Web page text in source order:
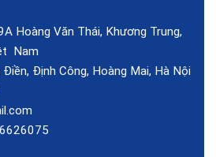
Hoàng Văn Thái, Khương Trung,
Nam
Định Công, Hoàng Mai, Hà Nội